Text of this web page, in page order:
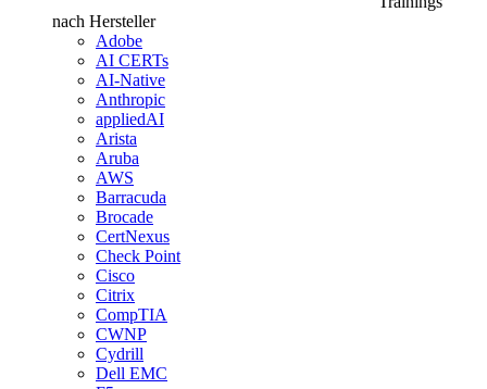
nach Hersteller
Adobe
AI CERTs
AI-Native
Anthropic
appliedAI
Arista
Aruba
AWS
Barracuda
Brocade
CertNexus
Check Point
Cisco
Citrix
CompTIA
CWNP
Cydrill
Dell EMC